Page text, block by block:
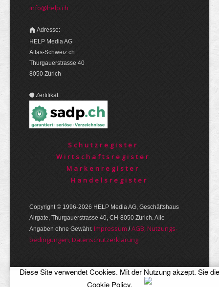
info@help.ch
Adresse:
HELP Media AG
Atlas-Schweiz.ch
Thurgauerstrasse 40
8050 Zürich
Zertifikat:
Schutzregister
Wirtschaftsregister
Markenregister
Handelsregister
Copyright © 1996-2026 HELP Media AG, Geschäftshaus
Airgate, Thurgauer­strasse 40, CH-8050 Zürich. Alle
Angaben ohne Gewähr. Im­pres­sum /AGB, Nut­zungs­
bedin­gungen, Daten­schutz­er­klärung
Diese Site verwendet Cookies. Mit der Nutzung akzept. Sie die
Cookie Policy.